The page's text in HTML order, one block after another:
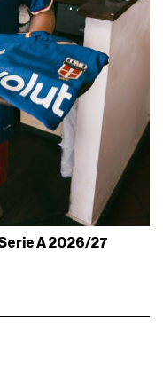
A 2026/27